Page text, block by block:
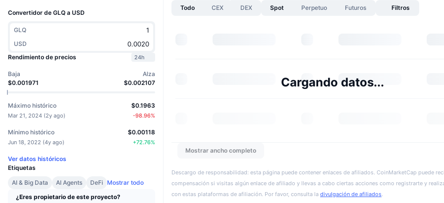
Convertidor de GLQ a USD
GLQ
USD
Rendimiento de precios
24h
Baja
$0.001971
Alza
$0.002107
Máximo histórico
Mar 21, 2024 (2y ago)
$0.1963
-98.96%
Mínimo histórico
Jun 18, 2022 (4y ago)
$0.00118
+72.76%
Ver datos históricos
Etiquetas
AI & Big Data
AI Agents DeFi Mostrar todo
¿Eres propietario de este proyecto?
Todo CEX DEX Spot Perpetuo Futuros Filtros
Cargando datos...
Mostrar ancho completo
Descargo de responsabilidad: esta página puede contener enlaces de afiliados. CoinMarketCap puede
compensación si visitas algún enlace de afiliado y llevas a cabo ciertas acciones como registrarte y
con estas plataformas de afiliación. Por favor, consulta la divulgación de afiliados.